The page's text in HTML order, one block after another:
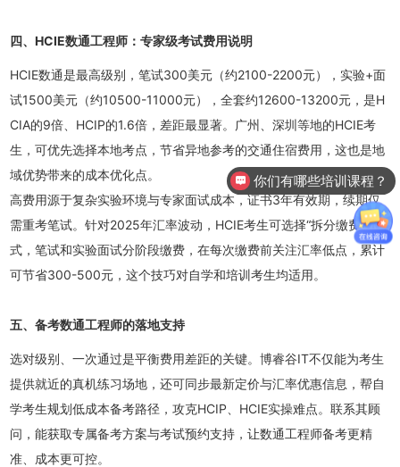
四、HCIE数通工程师：专家级考试费用说明
HCIE数通是最高级别，笔试300美元（约2100-2200元），实验+面
试1500美元（约10500-11000元），全套约12600-13200元，是H
CIA的9倍、HCIP的1.6倍，差距最显著。广州、深圳等地的HCIE考
生，可优先选择本地考点，节省异地参考的交通住宿费用，这也是地
域优势带来的成本优化点。
高费用源于复杂实验环境与专家面试成本，证书3年有效期，续期仅
需重考笔试。针对2025年汇率波动，HCIE考生可选择“拆分缴费”模
式，笔试和实验面试分阶段缴费，在每次缴费前关注汇率低点，累计
可节省300-500元，这个技巧对自学和培训考生均适用。
五、备考数通工程师的落地支持
选对级别、一次通过是平衡费用差距的关键。博睿谷IT不仅能为考生
提供就近的真机练习场地，还可同步最新定价与汇率优惠信息，帮自
学考生规划低成本备考路径，攻克HCIP、HCIE实操难点。联系其顾
问，能获取专属备考方案与考试预约支持，让数通工程师备考更精
准、成本更可控。
你们有哪些培训课程？